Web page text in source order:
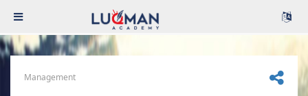
Management